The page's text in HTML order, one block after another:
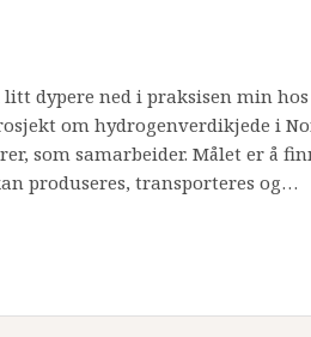
dypere ned i praksisen min hos
om hydrogenverdikjede i
som samarbeider. Målet er å
produseres, transporteres og…